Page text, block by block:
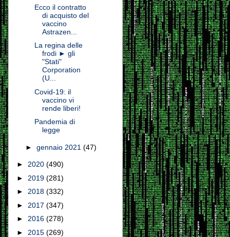
Ecco il contratto
di acquisto del
vaccino
Astrazen...
La regina delle
frodi ► gli
"Stati"
Corporation
(U...
Covid-19: il
vaccino vi
rende liberi!
Pandemia di
legge
► gennaio 2021 (47)
► 2020 (490)
► 2019 (281)
► 2018 (332)
► 2017 (347)
► 2016 (278)
► 2015 (269)